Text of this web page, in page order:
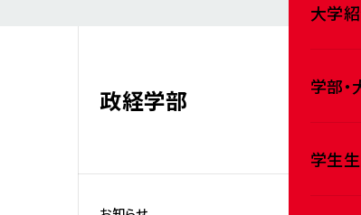
大学
学部
学生
政経学部